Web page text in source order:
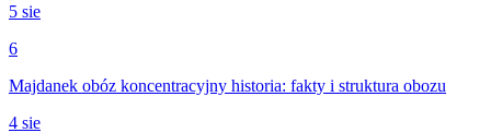
5 sie
6
Majdanek obóz koncentracyjny historia: fakty i struktura obozu
4 sie